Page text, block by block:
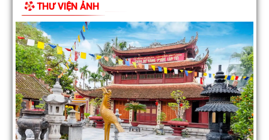
thu ngân sách nhà nước năm 2026
Phường Đông Hải tham dự trực tuyến Hội nghị toàn quốc quán
Nghị quyết Hội nghị lần thứ ba Ban...
THƯ CẢM ƠN
PHƯỜNG ĐÔNG HẢI TRIỂN KHAI CHƯƠNG TRÌNH ĐỀ ÁN 06 GIAI
2026–2030
UBND phường Đông Hải: Quyết liệt thực hiện nhiệm vụ trọng tâm,
THƯ VIỆN ẢNH